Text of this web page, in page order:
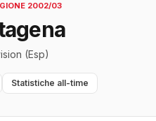
2002/03
(Esp)
Statistiche all-time